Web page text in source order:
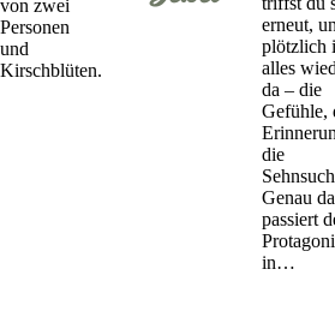
erneut,
plötzlich
alles
da – die
Gefühle,
die
Genau
passiert
in…